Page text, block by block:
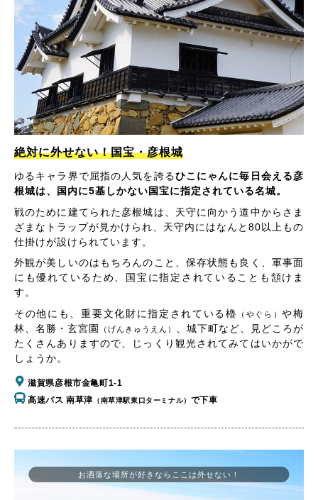
絶対に外せない！国宝・彦根城
ゆるキャラ界で屈指の人気を誇るひこにゃんに毎日会える彦
根城は、国内に5基しかない国宝に指定されている名城。
戦のために建てられた彦根城は、天守に向かう道中からさま
ざまなトラップが見かけられ、天守内にはなんと80以上もの
仕掛けが設けられています。
外観が美しいのはもちろんのこと、保存状態も良く、軍事面
にも優れているため、国宝に指定されていることも頷けま
す。
その他にも、重要文化財に指定されている櫓
（やぐら）や梅
林、名勝・玄宮園
（げんきゅうえん）
、城下町など、見どころが
たくさんありますので、じっくり観光されてみてはいかがで
しょうか。
滋賀県彦根市金亀町1-1
高速バス 南草津 （南草津駅東口ターミナル） で下車
お洒落な場所が好きならここは外せない！